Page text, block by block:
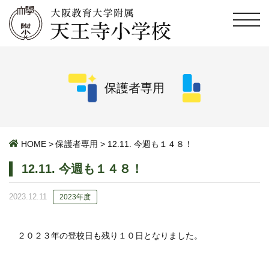
保護者専用
HOME > 保護者専用 > 12.11. 今週も１４８！
12.11. 今週も１４８！
2023.12.11 2023年度
２０２３年の登校日も残り１０日となりました。